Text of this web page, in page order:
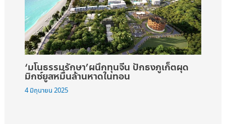
‘มโนธรรมรักษา’ผนึกทุนจีน ปักธงภูเก็ตผุด
มิกซ์ยูสหมื่นล้านหาดในทอน
4 มิถุนายน 2025